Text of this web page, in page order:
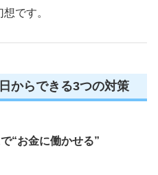
です。
からできる3つの対策
“お金に働かせる”